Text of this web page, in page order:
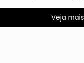
Veja mais